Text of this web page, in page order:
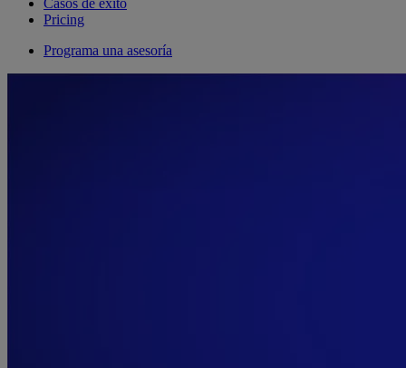
Casos de éxito
Pricing
Programa una asesoría